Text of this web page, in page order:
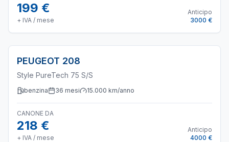
199 €
+ IVA / mese
Anticipo
3000 €
PEUGEOT 208
Style PureTech 75 S/S
benzina 36 mesi 15.000 km/anno
CANONE DA
218 €
+ IVA / mese
Anticipo
4000 €